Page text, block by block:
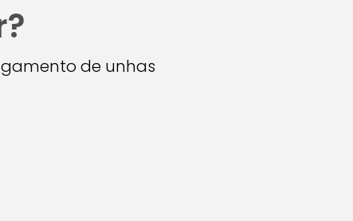
de unhas